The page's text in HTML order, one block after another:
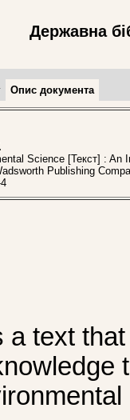
Державна
Опис документа
Science [Текст] : An
Publishing
a text